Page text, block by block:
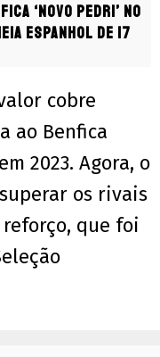
‘novo Pedri’ no
espanhol de 17
cobre
ao Benfica
2023. Agora, o
os rivais
que foi